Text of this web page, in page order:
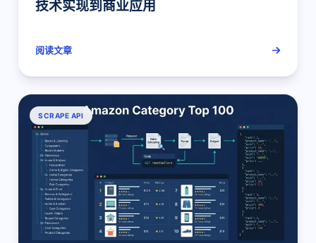
技术实现到商业应用
阅读文章
SCRAPE API